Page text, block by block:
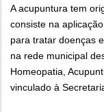
A acupuntura tem
consiste na
para tratar doenças
na rede municipal
Homeopatia,
vinculado à